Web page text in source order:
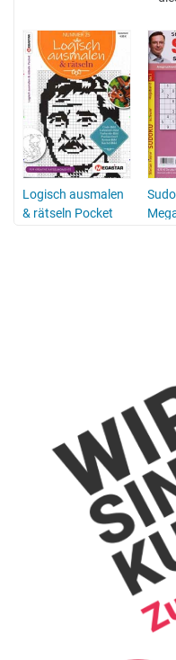
Logisch ausmalen
& rätseln Pocket